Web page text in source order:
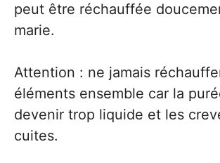
peut être réchauffée
marie.
Attention : ne jamais
éléments ensemble car la
devenir trop liquide et les
cuites.